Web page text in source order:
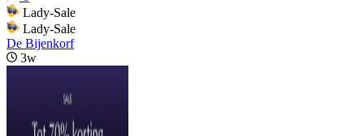
Lady-Sale
Lady-Sale
De Bijenkorf
3w